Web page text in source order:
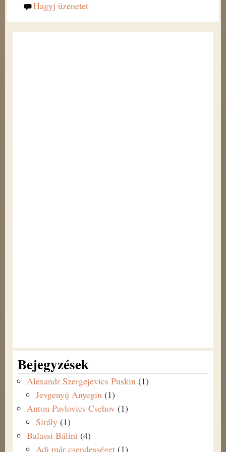
Hagyj üzenetet
Bejegyzések
Alexandr Szergejevics Puskin (1)
Jevgenyij Anyegin (1)
Anton Pavlovics Csehov (1)
Sirály (1)
Balassi Bálint (4)
Adj már csendességet (1)